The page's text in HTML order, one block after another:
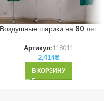
Воздушные шарики на 80 лет
Артикул: 118011
2,414₴
В КОРЗИНУ